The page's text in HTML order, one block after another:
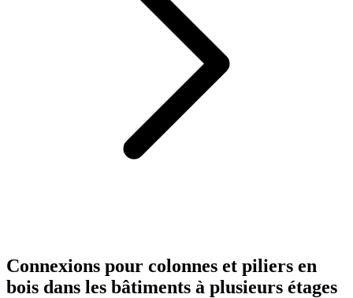
Connexions pour colonnes et piliers en
bois dans les bâtiments à plusieurs étages